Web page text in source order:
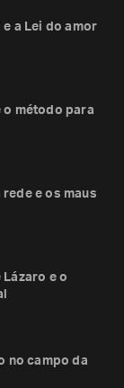
a Lei do amor
o método para
e os maus
Lázaro e o
no campo da